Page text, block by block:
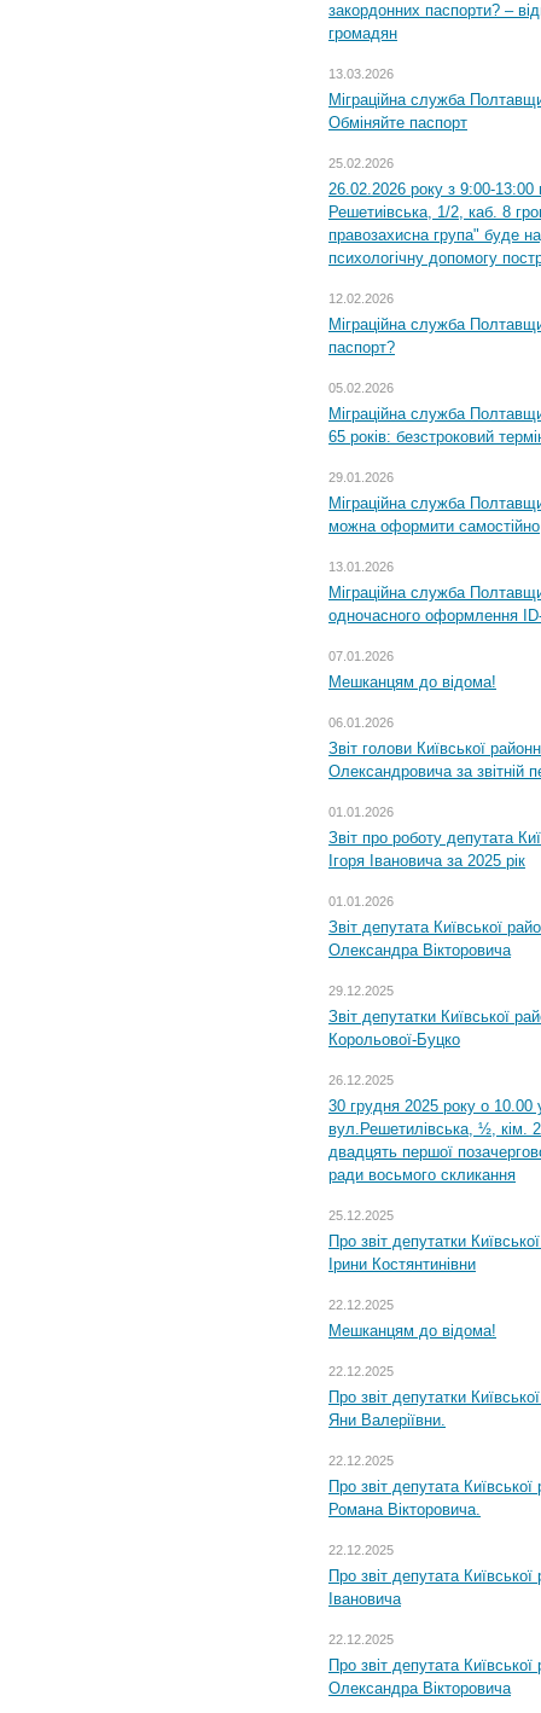
закордонних паспорти? –
громадян
13.03.2026
Міграційна служба
Обміняйте паспорт
25.02.2026
26.02.2026 року з 9:00-
Решетиівська, 1/2, каб. 8
правозахисна група" буде
психологічну допомогу
12.02.2026
Міграційна служба
паспорт?
05.02.2026
Міграційна служба
65 років: безстроковий
29.01.2026
Міграційна служба
можна оформити самостійно
13.01.2026
Міграційна служба
одночасного оформлення
07.01.2026
Мешканцям до відома!
06.01.2026
Звіт голови Київської
Олександровича за звітній
01.01.2026
Звіт про роботу депутата
Ігоря Івановича за 2025 рік
01.01.2026
Звіт депутата Київської
Олександра Вікторовича
29.12.2025
Звіт депутатки Київської
Корольової-Буцко
26.12.2025
30 грудня 2025 року о 10.00
вул.Решетилівська, ½, кім.
двадцять першої
ради восьмого скликання
25.12.2025
Про звіт депутатки
Ірини Костянтинівни
22.12.2025
Мешканцям до відома!
22.12.2025
Про звіт депутатки
Яни Валеріївни.
22.12.2025
Про звіт депутата
Романа Вікторовича.
22.12.2025
Про звіт депутата
Івановича
22.12.2025
Про звіт депутата
Олександра Вікторовича